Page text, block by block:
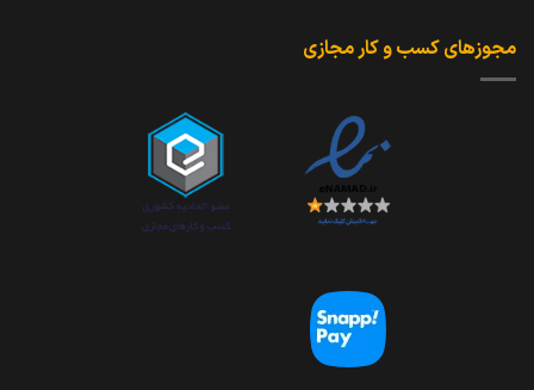
مجوزهای کسب و کار مجازی